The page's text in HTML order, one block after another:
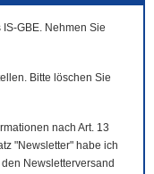
GBE. Nehmen Sie
Bitte löschen Sie
nach Art. 13
"Newsletter" habe ich
Newsletterversand